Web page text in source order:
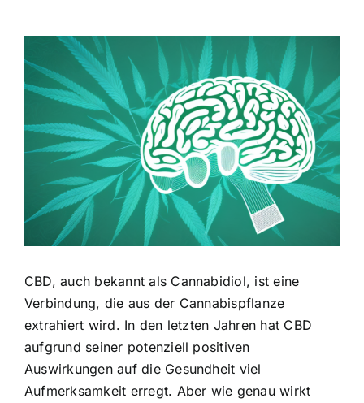
grösseres
Bild
CBD, auch bekannt als Cannabidiol, ist eine
Verbindung, die aus der Cannabispflanze
extrahiert wird. In den letzten Jahren hat CBD
aufgrund seiner potenziell positiven
Auswirkungen auf die Gesundheit viel
Aufmerksamkeit erregt. Aber wie genau wirkt